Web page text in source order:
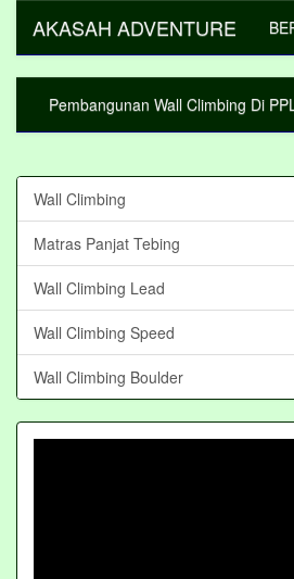
AKASAH ADVENTURE
Pembangunan Wall Climbing Di
Wall Climbing
Matras Panjat Tebing
Wall Climbing Lead
Wall Climbing Speed
Wall Climbing Boulder